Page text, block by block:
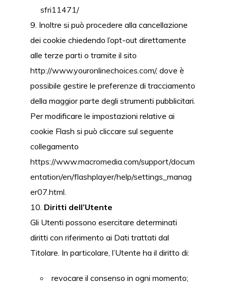
sfri11471/
Inoltre si può procedere alla cancellazione
dei cookie chiedendo l’opt-out direttamente
alle terze parti o tramite il sito
http://www.youronlinechoices.com/, dove è
possibile gestire le preferenze di tracciamento
della maggior parte degli strumenti pubblicitari.
Per modificare le impostazioni relative ai
cookie Flash si può cliccare sul seguente
collegamento
https://www.macromedia.com/support/docum
entation/en/flashplayer/help/settings_manag
er07.html
Diritti dell’Utente
Gli Utenti possono esercitare determinati
diritti con riferimento ai Dati trattati dal
Titolare. In particolare, l’Utente ha il diritto di:
revocare il consenso in ogni momento;